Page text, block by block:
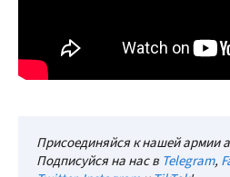
Присоединяйся к нашей армии
Подписуйся на нас в Telegram,